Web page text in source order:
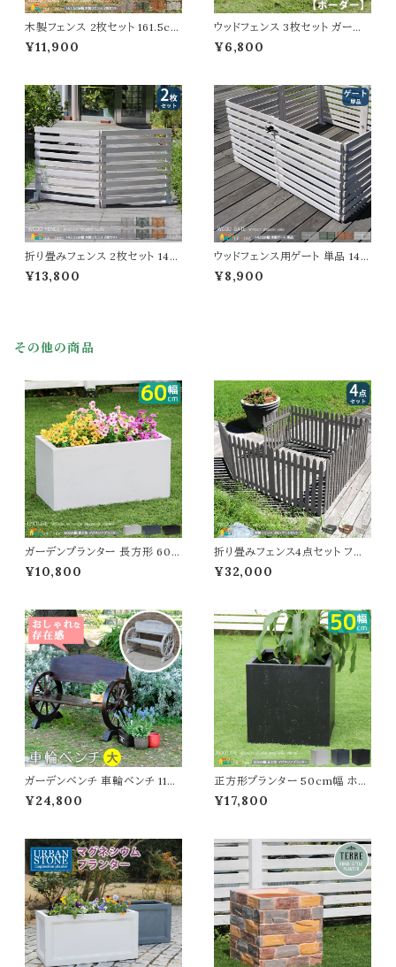
木製フェンス 2枚セット 161.5cm
幅 ボーダーフェンス ライトブラウ
ン ホワイト ダークグリーン グレー
cm 高さ61cm おすすめ おしゃ
れ 北欧 モダン 天然木 庭のフェ
ンス 境界線 玄関 庭園 花壇 庭
ガーデニング
¥11,900
ウッドフェンス 3枚セット ガーデ
ンフェンス 80cm幅 ダークブラ
ウン ホワイト 茶色 白 木製フェン
ガーデニング 境界線 間仕切り
庭のフェンス 差し込み式 スティ
ックフェンス 目隠し モダン 花壇
のフェンス 3枚組
¥6,800
折り畳みフェンス 2枚セット 142.
5cm幅 ボーダーフェンス ダーク
グリーン ライトブラウン ホワイト
ッシュ 天然木 庭 花壇のフェンス
¥13,800
ウッドフェンス用ゲート 単品 142
cm幅 ボーダーフェンス用 フェン
ス用ゲートセット ライトブラウン
¥8,900
その他の商品
ガーデンプランター 長方形 60c
m幅 グレー ブラック ホワイト 灰
色 黒 白 長方形 幅60cm 奥行
風 石調 植木鉢 鉢植え 長方形
プランター 庭のプランター 水抜
き穴付き マグネシアセメント 菜
園 庭園 花壇 ベランダ
¥10,800
折り畳みフェンス4点セット フェ
ンス3枚 ゲート1セット 合計4点セ
ット ストライプフェンスセット フェ
おすすめ おしゃれ 北欧 ウッドフ
ェンスセット 木製フェンスゲート
セット 天然木 ガーデンフェンス
¥32,000
ガーデンベンチ 車輪ベンチ 110c
m幅 ダークブラウン ホワイト 茶
色 白 庭のベンチ 車輪型ベンチ
北欧 ガーデニング DIY 杉 松
木製ベンチ 二人掛けベンチ ウッ
ドベンチ 天然木 背もたれ付きベ
ンチ テラス 春 夏 秋 冬
¥24,800
正方形プランター 50cm幅 ホワ
イト グレー ブラック 白 黒 灰色
ガーデンプランター 正方形 四角
0cm 植木鉢 鉢植え 庭のプラン
ター ベランダ バルコニー 玄関
家庭菜園 園芸 観葉植物 野菜
果物 水抜き穴付き
¥17,800